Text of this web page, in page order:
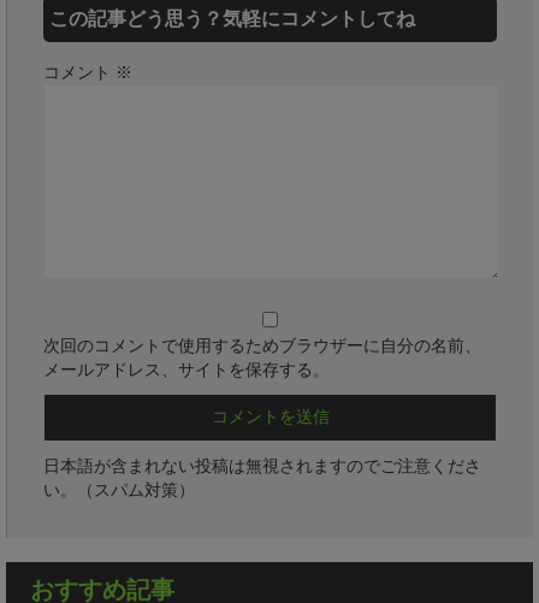
この記事どう思う？気軽にコメントしてね
コメント ※
次回のコメントで使用するためブラウザーに自分の名前、
メールアドレス、サイトを保存する。
日本語が含まれない投稿は無視されますのでご注意くださ
い。（スパム対策）
おすすめ記事